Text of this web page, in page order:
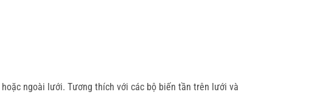
ngoài lưới. Tương thích với các bộ biến tần trên lưới và